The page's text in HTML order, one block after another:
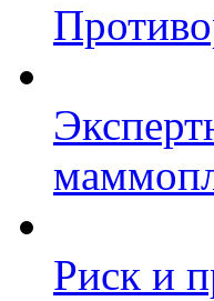
Риск и